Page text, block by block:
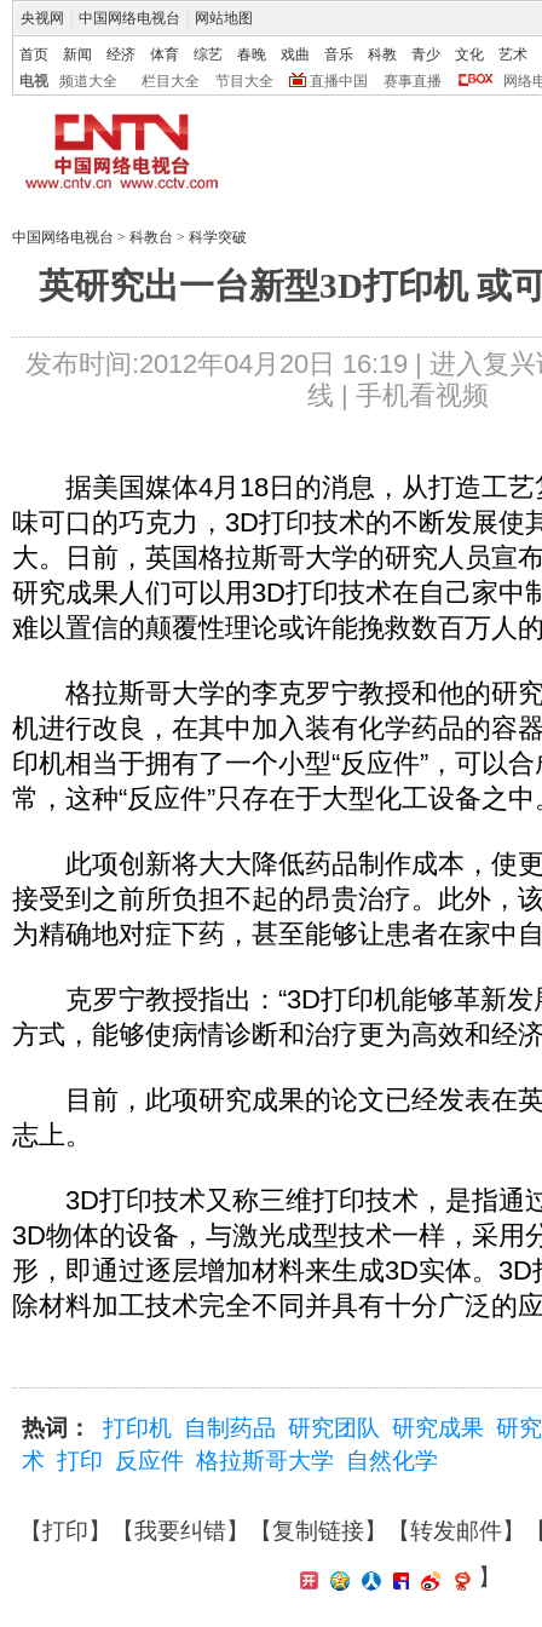
央视网 中国网络电视台 网站地图
首页 新闻 经济 体育 综艺 春晚 戏曲 音乐 科教 青少 文化
艺术
电视
频道大全 栏目大全 节目大全 直播中国 赛事直播 网络
中国网络电视台 > 科教台 > 科学突破
英研究出一台新型3D打印机 或
发布时间:2012年04月20日 16:19 | 进入复兴
线 | 手机看视频
据美国媒体4月18日的消息，从打造工艺
味可口的巧克力，3D打印技术的不断发展使
大。日前，英国格拉斯哥大学的研究人员宣
研究成果人们可以用3D打印技术在自己家中
难以置信的颠覆性理论或许能挽救数百万人
格拉斯哥大学的李克罗宁教授和他的研
机进行改良，在其中加入装有化学药品的容
印机相当于拥有了一个小型“反应件”，可以
常，这种“反应件”只存在于大型化工设备之中
此项创新将大大降低药品制作成本，使
接受到之前所负担不起的昂贵治疗。此外，
为精确地对症下药，甚至能够让患者在家中
克罗宁教授指出：“3D打印机能够革新发
方式，能够使病情诊断和治疗更为高效和经
目前，此项研究成果的论文已经发表在
志上。
3D打印技术又称三维打印技术，是指通过
3D物体的设备，与激光成型技术一样，采用
形，即通过逐层增加材料来生成3D实体。
除材料加工技术完全不同并具有十分广泛的
热词： 打印机 自制药品 研究团队 研究成果 研
术 打印 反应件 格拉斯哥大学 自然化学
【打印】【我要纠错】【复制链接】【转发邮件】
】